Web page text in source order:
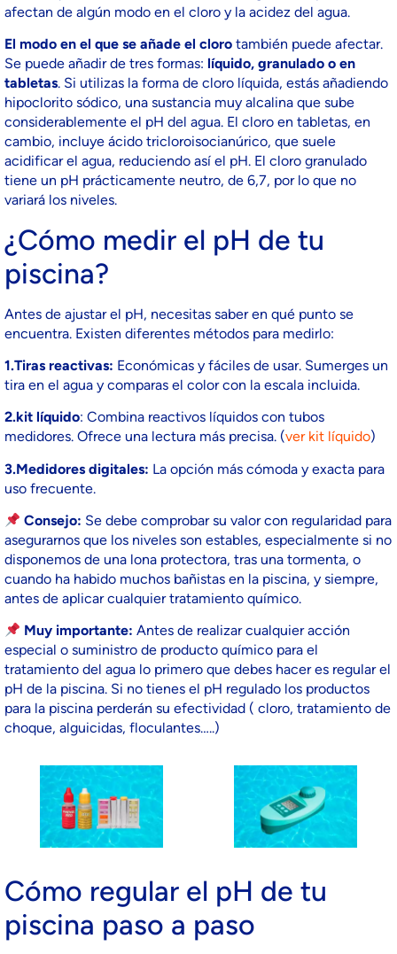
afectan de algún modo en el cloro y la acidez del agua.
El modo en el que se añade el cloro también puede afectar.
Se puede añadir de tres formas: líquido, granulado o en
tabletas. Si utilizas la forma de cloro líquida, estás añadiendo
hipoclorito sódico, una sustancia muy alcalina que sube
considerablemente el pH del agua. El cloro en tabletas, en
cambio, incluye ácido tricloroisocianúrico, que suele
acidificar el agua, reduciendo así el pH. El cloro granulado
tiene un pH prácticamente neutro, de 6,7, por lo que no
variará los niveles.
¿Cómo medir el pH de tu
piscina?
Antes de ajustar el pH, necesitas saber en qué punto se
encuentra. Existen diferentes métodos para medirlo:
1.Tiras reactivas: Económicas y fáciles de usar. Sumerges un
tira en el agua y comparas el color con la escala incluida.
2.kit líquido: Combina reactivos líquidos con tubos
medidores. Ofrece una lectura más precisa. (ver kit líquido)
3.Medidores digitales: La opción más cómoda y exacta para
uso frecuente.
Consejo: Se debe comprobar su valor con regularidad para
asegurarnos que los niveles son estables, especialmente si no
disponemos de una lona protectora, tras una tormenta, o
cuando ha habido muchos bañistas en la piscina, y siempre,
antes de aplicar cualquier tratamiento químico.
Muy importante:Antes de realizar cualquier acción
especial o suministro de producto químico para el
tratamiento del agua lo primero que debes hacer es regular el
pH de la piscina. Si no tienes el pH regulado los productos
para la piscina perderán su efectividad ( cloro, tratamiento de
choque, alguicidas, floculantes…..)
Cómo regular el pH de tu
piscina paso a paso